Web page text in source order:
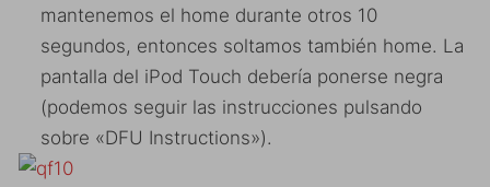
mantenemos el home durante otros 10
segundos, entonces soltamos también home. La
pantalla del iPod Touch debería ponerse negra
(podemos seguir las instrucciones pulsando
sobre «DFU Instructions»).